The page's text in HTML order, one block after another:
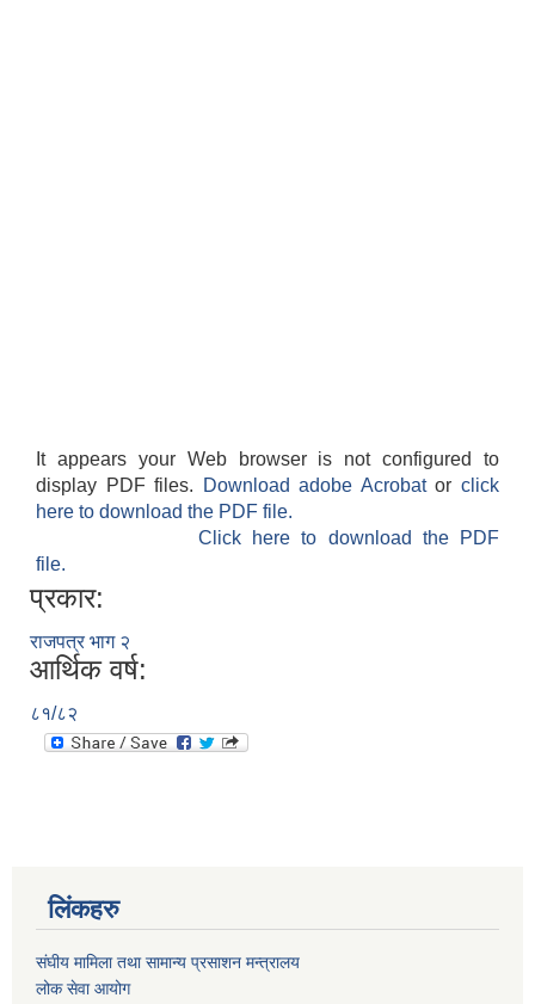
It appears your Web browser is not configured to
display PDF files.
Download adobe Acrobatorclick
here to download the PDF file.
Click here to download the PDF
file.
प्रकार:
राजपत्र भाग २
आर्थिक वर्ष:
८१/८२
लिंकहरु
संघीय मामिला तथा सामान्य प्रसाशन मन्त्रालय
लोक सेवा आयोग